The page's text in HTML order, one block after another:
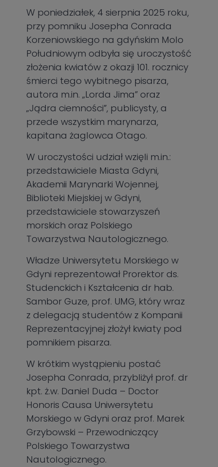
W poniedziałek, 4 sierpnia 2025 roku,
przy pomniku Josepha Conrada
Korzeniowskiego na gdyńskim Molo
Południowym odbyła się uroczystość
złożenia kwiatów z okazji 101. rocznicy
śmierci tego wybitnego pisarza,
autora m.in. „Lorda Jima” oraz
„Jądra ciemności”, publicysty, a
przede wszystkim marynarza,
kapitana żaglowca Otago.
W uroczystości udział wzięli m.in.:
przedstawiciele Miasta Gdyni,
Akademii Marynarki Wojennej,
Biblioteki Miejskiej w Gdyni,
przedstawiciele stowarzyszeń
morskich oraz Polskiego
Towarzystwa Nautologicznego.
Władze Uniwersytetu Morskiego w
Gdyni reprezentował Prorektor ds.
Studenckich i Kształcenia dr hab.
Sambor Guze, prof. UMG, który wraz
z delegacją studentów z Kompanii
Reprezentacyjnej złożył kwiaty pod
pomnikiem pisarza.
W krótkim wystąpieniu postać
Josepha Conrada, przybliżył prof. dr
kpt. ż.w. Daniel Duda – Doctor
Honoris Causa Uniwersytetu
Morskiego w Gdyni oraz prof. Marek
Grzybowski – Przewodniczący
Polskiego Towarzystwa
Nautologicznego.